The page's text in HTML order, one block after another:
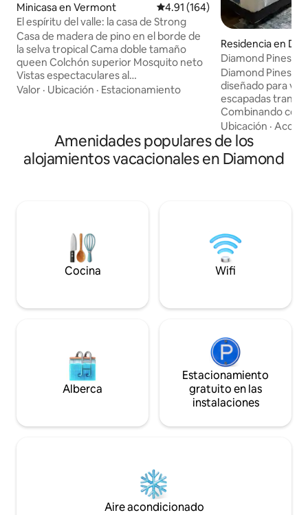
Minicasa en Vermont Calificación promedio: 4.91 de
4.91 (164)
El espíritu del valle: la casa de Strong
Casa de madera de pino en el borde de
la selva tropical Cama doble tamaño
queen Colchón superior Mosquito neto
Vistas espectaculares al
valle/mar/jardines WIFI Cómodo, rústico,
desde la cabaña Vermont Trail Colinas
sobre Bush Bar 10 minutos-1 hora Table
toalla para cada uno Cafetiere
Valor · Ubicación · Estacionamiento
Residencia en
Diamond Pines
Diamond Pines
diseñado para
escapadas
Combinando
conveniencia,
lejos de casa. El
decoración de
totalmente
darte la
proporcionamos
momentos que
Ubicación ·
Amenidades populares de los
alojamientos vacacionales en Diamond
Cocina Wifi
Alberca
Estacionamiento
gratuito en las
instalaciones
Aire acondicionado